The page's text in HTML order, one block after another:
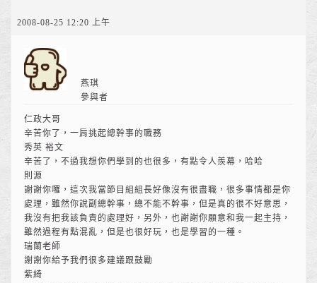
2008-08-25 12:20 上午
燕琪
參與者
仁政大哥
辛苦你了，一肩挑起總幹事的職務
秀英 裕文
辛苦了，不過我想你們學到的也很多，有點令人羨幕，哈哈
則源
謝謝你囉，這次我當節目組組長好像沒有很盡職，很多事情都是你
處理，雖然你說副總幹事，總不能不幹事，但是真的很不好意思，
我沒有把我該負責的處理好，另外，也謝謝你願意和我一起主持，
雖然過程有點混亂，但是也很好玩，也是學習的一種。
瑞蘭老師
謝謝你給予我們很多建議跟鼓勵
紫綺